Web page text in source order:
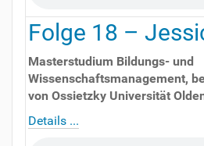
Folge 18 –
Masterstudium Bildungs- und
Wissenschaftsmanagement,
von Ossietzky Universität
Details ...